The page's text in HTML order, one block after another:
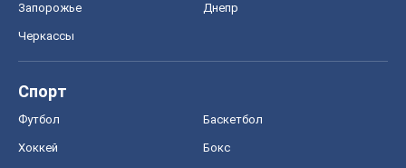
Запорожье Днепр
Черкассы
Спорт
Футбол Баскетбол
Хоккей Бокс